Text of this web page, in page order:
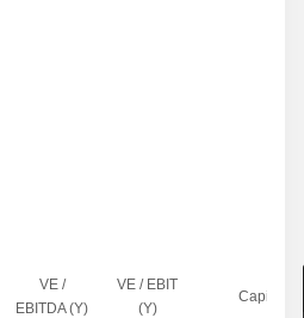
VE /
EBITDA (Y)
VE / EBIT
(Y)
Capi.($)